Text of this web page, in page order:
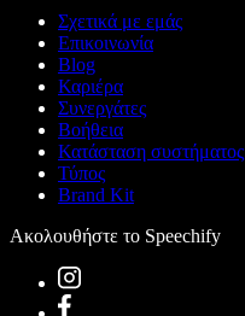
Σχετικά με εμάς
Επικοινωνία
Blog
Καριέρα
Συνεργάτες
Βοήθεια
Κατάσταση συστήματος
Τύπος
Brand Kit
Ακολουθήστε το Speechify